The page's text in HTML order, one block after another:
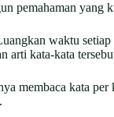
yang
waktu
arti kata-kata
membaca kata